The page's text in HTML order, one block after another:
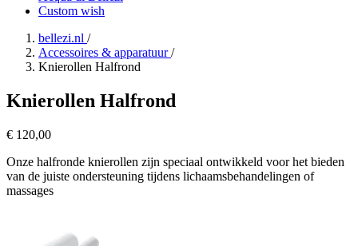
Custom wish
bellezi.nl /
Accessoires & apparatuur/
Knierollen Halfrond
Knierollen Halfrond
€ 120,00
Onze halfronde knierollen zijn speciaal ontwikkeld voor het bieden
van de juiste ondersteuning tijdens lichaamsbehandelingen of
massages